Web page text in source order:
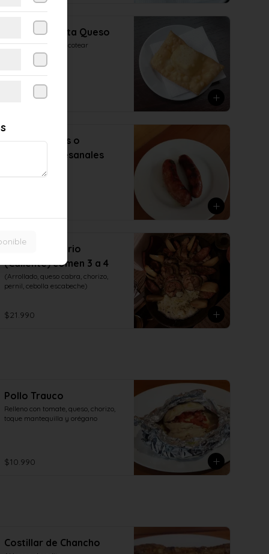
Empanada frita Queso
Para comenzar a picotear
Par de Prietas o
Chorizos Artesanales
Surtido Emporio
(Caliente) comen 3 a 4
(Arrollado, queso cabra, chorizo,
pernil, cebolla escabeche)
$21.990
Pollo Trauco
Relleno con tomate, queso, chorizo,
toque mantequilla y orégano
$10.990
Costillar de Chancho